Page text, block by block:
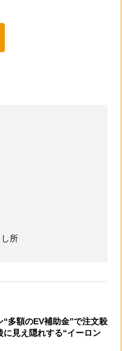
所
“多額のEV補助金”で注文殺
見え隠れする“イーロン